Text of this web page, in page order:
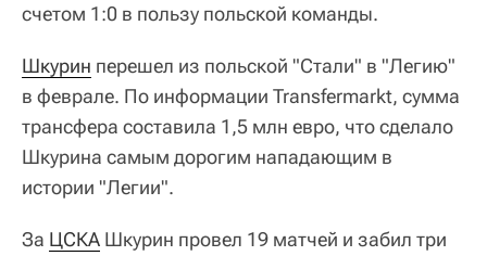
счетом 1:0 в пользу польской команды.
Шкурин перешел из польской "Стали" в "Легию"
в феврале. По информации Transfermarkt, сумма
трансфера составила 1,5 млн евро, что сделало
Шкурина самым дорогим нападающим в
истории "Легии".
За ЦСКА Шкурин провел 19 матчей и забил три